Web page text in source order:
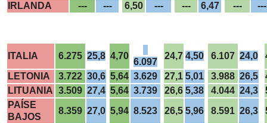
IRLANDA
--- --- 6,50 --- --- 6,47 --- ---
ITALIA 6.275 25,8 4,70
6.097
24,7 4,50 6.107 24,0
LETONIA
3.722 30,6 5,64 3.629 27,1 5,01 3.988 26,5
LITUANIA 3.509 27,4 5,64 3.739 26,6 5,38 4.044 24,3
PAÍSE
BAJOS
8.359 27,0 5,94 8.523 26,5 5,96 8.591 26,3